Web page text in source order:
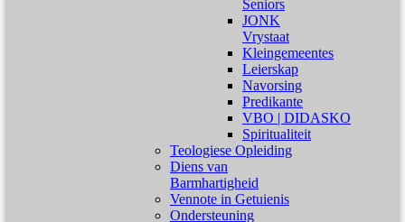
Seniors
JONK
Vrystaat
Kleingemeentes
Leierskap
Navorsing
Predikante
VBO | DIDASKO
Spiritualiteit
Teologiese Opleiding
Diens van
Barmhartigheid
Vennote in Getuienis
Ondersteuning